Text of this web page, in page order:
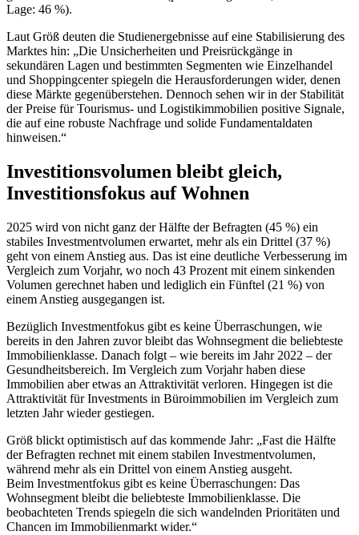
Lage: 46 %).
Laut Größ deuten die Studienergebnisse auf eine Stabilisierung des
Marktes hin: „Die Unsicherheiten und Preisrückgänge in
sekundären Lagen und bestimmten Segmenten wie Einzelhandel
und Shoppingcenter spiegeln die Herausforderungen wider, denen
diese Märkte gegenüberstehen. Dennoch sehen wir in der Stabilität
der Preise für Tourismus- und Logistikimmobilien positive Signale,
die auf eine robuste Nachfrage und solide Fundamentaldaten
hinweisen.“
Investitionsvolumen bleibt gleich,
Investitionsfokus auf Wohnen
2025 wird von nicht ganz der Hälfte der Befragten (45 %) ein
stabiles Investmentvolumen erwartet, mehr als ein Drittel (37 %)
geht von einem Anstieg aus. Das ist eine deutliche Verbesserung im
Vergleich zum Vorjahr, wo noch 43 Prozent mit einem sinkenden
Volumen gerechnet haben und lediglich ein Fünftel (21 %) von
einem Anstieg ausgegangen ist.
Bezüglich Investmentfokus gibt es keine Überraschungen, wie
bereits in den Jahren zuvor bleibt das Wohnsegment die beliebteste
Immobilienklasse. Danach folgt – wie bereits im Jahr 2022 – der
Gesundheitsbereich. Im Vergleich zum Vorjahr haben diese
Immobilien aber etwas an Attraktivität verloren. Hingegen ist die
Attraktivität für Investments in Büroimmobilien im Vergleich zum
letzten Jahr wieder gestiegen.
Größ blickt optimistisch auf das kommende Jahr: „Fast die Hälfte
der Befragten rechnet mit einem stabilen Investmentvolumen,
während mehr als ein Drittel von einem Anstieg ausgeht.
Beim Investmentfokus gibt es keine Überraschungen: Das
Wohnsegment bleibt die beliebteste Immobilienklasse. Die
beobachteten Trends spiegeln die sich wandelnden Prioritäten und
Chancen im Immobilienmarkt wider.“